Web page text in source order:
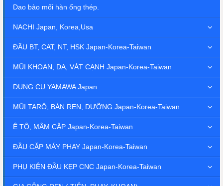
Dao bào mối hàn ống thép.
NACHI Japan, Korea,Usa
ĐẦU BT, CAT, NT, HSK Japan-Korea-Taiwan
MŨI KHOAN, DA, VÁT CẠNH Japan-Korea-Taiwan
DỤNG CỤ YAMAWA Japan
MŨI TARÔ, BÀN REN, DƯỠNG Japan-Korea-Taiwan
Ê TÔ, MÂM CẶP Japan-Korea-Taiwan
ĐẦU CẶP MÁY PHAY Japan-Korea-Taiwan
PHỤ KIỆN ĐẦU KẸP CNC Japan-Korea-Taiwan